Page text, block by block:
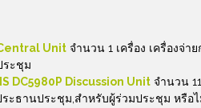
Unit จำนวน 1 เครื่อง เครื่องจ่า
ระชุม
DC5980P Discussion Unit จำนวน
ะธานประชุม,สำหรับผู้ร่วมประชุม หรือ